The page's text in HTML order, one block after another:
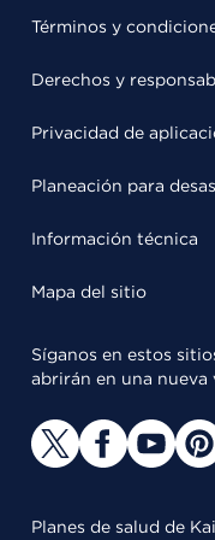
Términos y
Derechos y
Privacidad de
Planeación para
Información técnica
Mapa del sitio
Síganos en estos
abrirán en una nueva
Planes de salud de